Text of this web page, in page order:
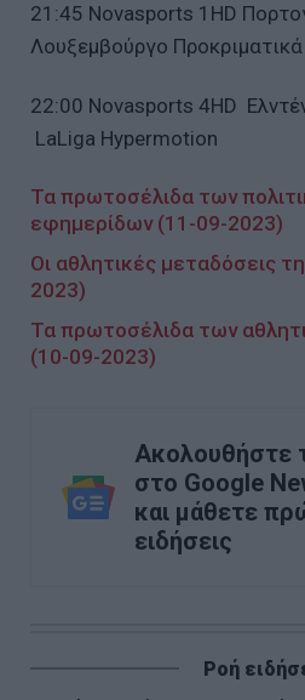
21:45 Novasports 1HD
Λουξεμβούργο
22:00 Novasports 4HD
LaLiga Hypermotion
Τα πρωτοσέλιδα των
εφημερίδων (11-09-2023)
Οι αθλητικές μεταδόσεις
2023)
Τα πρωτοσέλιδα των
(10-09-2023)
Ακολουθήστε
στο Google
και μάθετε
ειδήσεις
Ροή